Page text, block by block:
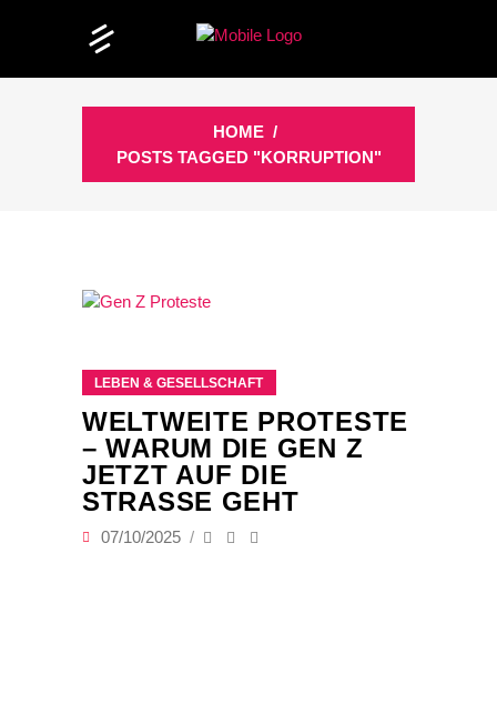
HOME /
POSTS TAGGED "KORRUPTION"
LEBEN & GESELLSCHAFT
WELTWEITE PROTESTE
– WARUM DIE GEN Z
JETZT AUF DIE
STRASSE GEHT
07/10/2025